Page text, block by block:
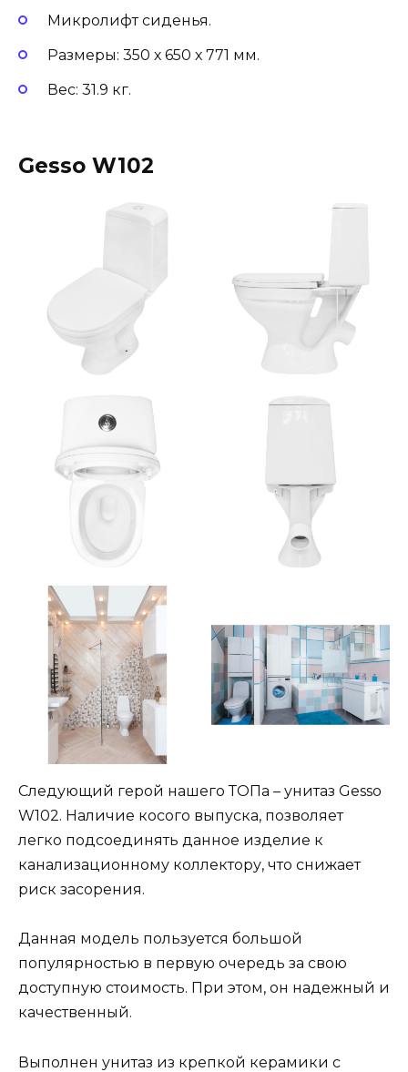
Микролифт сиденья.
Размеры: 350 х 650 х 771 мм.
Вес: 31.9 кг.
Gesso W102
Следующий герой нашего ТОПа – унитаз Gesso
W102. Наличие косого выпуска, позволяет
легко подсоединять данное изделие к
канализационному коллектору, что снижает
риск засорения.
Данная модель пользуется большой
популярностью в первую очередь за свою
доступную стоимость. При этом, он надежный и
качественный.
Выполнен унитаз из крепкой керамики с